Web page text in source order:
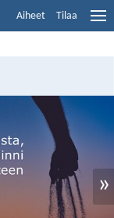
Aiheet Tilaa
»